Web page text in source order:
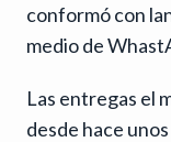
conformó con
medio de
Las entregas el
desde hace